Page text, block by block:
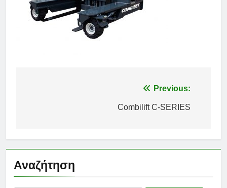
Previous:
Combilift C-SERIES
Αναζήτηση